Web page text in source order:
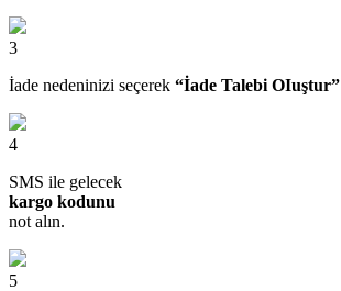
3
İade nedeninizi seçerek “İade Talebi OIuştur”
4
SMS ile gelecek
kargo kodunu
not alın.
5